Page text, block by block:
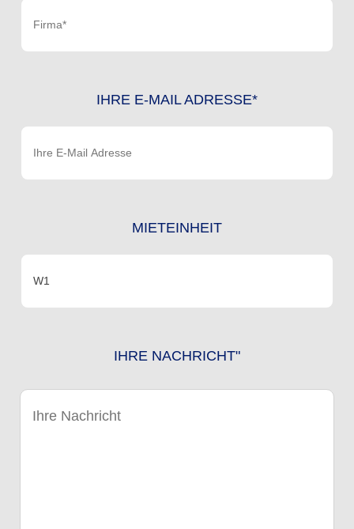
IHRE E-MAIL ADRESSE*
MIETEINHEIT
IHRE NACHRICHT"